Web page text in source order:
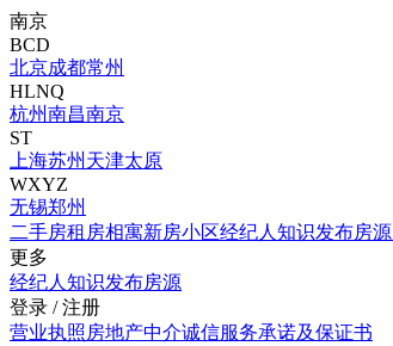
南京
BCD
北京成都常州
HLNQ
杭州南昌南京
ST
上海苏州 天津太原
WXYZ
无锡郑州
二手房租房相寓新房小区经纪人 知识发布房源
更多
经纪人 知识发布房源
登录 /注册
营业执照房地产中介诚信服务承诺及保证书